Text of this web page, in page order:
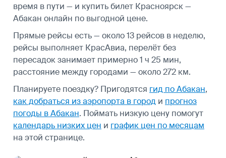
время в пути — и купить билет Красноярск —
Абакан онлайн по выгодной цене.
Прямые рейсы есть — около 13 рейсов в неделю,
рейсы выполняет КрасАвиа, перелёт без
пересадок занимает примерно 1 ч 25 мин,
расстояние между городами — около 272 км.
Планируете поездку? Пригодятся гид по Абакан,
как добраться из аэропорта в город и прогноз
погоды в Абакан. Поймать низкую цену помогут
календарь низких цен и график цен по месяцам
на этой странице.